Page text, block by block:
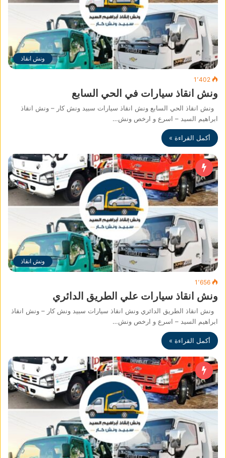
ونش انقاذ
1٬402
ونش انقاذ سيارات في الحي السابع
ونش انقاذ الحي السابع ونش انقاذ سيارات سبيد ونش كار – ونش انقاذ
ابراهيم السيد – اسرع و ارخص ونش…
أكمل القراءة »
ونش انقاذ
1٬656
ونش انقاذ سيارات علي الطريق الدائري
ونش انقاذ الطريق الدائري ونش انقاذ سيارات سبيد ونش كار – ونش انقاذ
ابراهيم السيد – اسرع و ارخص ونش…
أكمل القراءة »